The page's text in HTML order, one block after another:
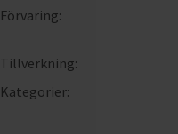
Förvaring:
Tillverkning:
Kategorier: